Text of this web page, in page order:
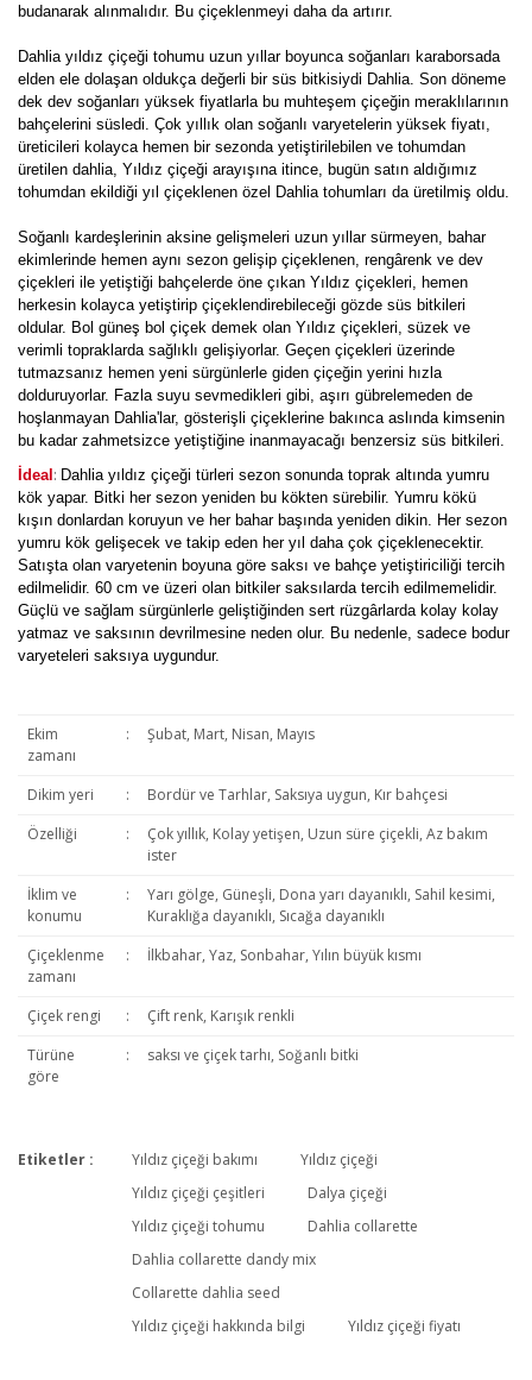
budanarak alınmalıdır. Bu çiçeklenmeyi daha da artırır.
Dahlia yıldız çiçeği tohumu uzun yıllar boyunca soğanları karaborsada
elden ele dolaşan oldukça değerli bir süs bitkisiydi Dahlia. Son döneme
dek dev soğanları yüksek fiyatlarla bu muhteşem çiçeğin meraklılarının
bahçelerini süsledi. Çok yıllık olan soğanlı varyetelerin yüksek fiyatı,
üreticileri kolayca hemen bir sezonda yetiştirilebilen ve tohumdan
üretilen dahlia, Yıldız çiçeği arayışına itince, bugün satın aldığımız
tohumdan ekildiği yıl çiçeklenen özel Dahlia tohumları da üretilmiş oldu.
Soğanlı kardeşlerinin aksine gelişmeleri uzun yıllar sürmeyen, bahar
ekimlerinde hemen aynı sezon gelişip çiçeklenen, rengârenk ve dev
çiçekleri ile yetiştiği bahçelerde öne çıkan Yıldız çiçekleri, hemen
herkesin kolayca yetiştirip çiçeklendirebileceği gözde süs bitkileri
oldular. Bol güneş bol çiçek demek olan Yıldız çiçekleri, süzek ve
verimli topraklarda sağlıklı gelişiyorlar. Geçen çiçekleri üzerinde
tutmazsanız hemen yeni sürgünlerle giden çiçeğin yerini hızla
dolduruyorlar. Fazla suyu sevmedikleri gibi, aşırı gübrelemeden de
hoşlanmayan Dahlia'lar, gösterişli çiçeklerine bakınca aslında kimsenin
bu kadar zahmetsizce yetiştiğine inanmayacağı benzersiz süs bitkileri.
İdeal : Dahlia yıldız çiçeği türleri sezon sonunda toprak altında yumru
kök yapar. Bitki her sezon yeniden bu kökten sürebilir. Yumru kökü
kışın donlardan koruyun ve her bahar başında yeniden dikin. Her sezon
yumru kök gelişecek ve takip eden her yıl daha çok çiçeklenecektir.
Satışta olan varyetenin boyuna göre saksı ve bahçe yetiştiriciliği tercih
edilmelidir. 60 cm ve üzeri olan bitkiler saksılarda tercih edilmemelidir.
Güçlü ve sağlam sürgünlerle geliştiğinden sert rüzgârlarda kolay kolay
yatmaz ve saksının devrilmesine neden olur. Bu nedenle, sadece bodur
varyeteleri saksıya uygundur.
Ekim
zamanı
: Şubat, Mart, Nisan, Mayıs
Dikim yeri :
Bordür ve Tarhlar, Saksıya uygun, Kır bahçesi
Özelliği
:
Çok yıllık, Kolay yetişen, Uzun süre çiçekli, Az bakım
ister
İklim ve
konumu
:
Yarı gölge, Güneşli, Dona yarı dayanıklı, Sahil kesimi,
Kuraklığa dayanıklı, Sıcağa dayanıklı
Çiçeklenme
zamanı
: İlkbahar, Yaz, Sonbahar, Yılın büyük kısmı
Çiçek rengi :
Çift renk, Karışık renkli
Türüne
göre
: saksı ve çiçek tarhı, Soğanlı bitki
Bu ürüne ilk yorumu siz yapın!
Yorum Yaz
Etiketler : Yıldız çiçeği bakımı
Yıldız çiçeği
Yıldız çiçeği çeşitleri
Dalya çiçeği
Yıldız çiçeği tohumu
Dahlia collarette
Dahlia collarette dandy mix
Collarette dahlia seed
Yıldız çiçeği hakkında bilgi
Yıldız çiçeği fiyatı